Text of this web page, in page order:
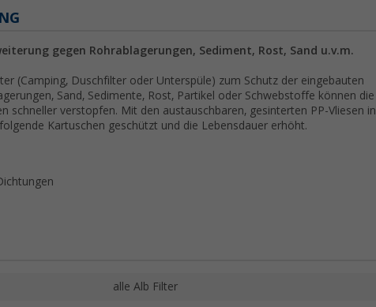
gegen Rohrablagerungen, Sediment, Rost, Sand u.v.m.
(Camping, Duschfilter oder Unterspüle) zum Schutz der eingebauten
Sand, Sedimente, Rost, Partikel oder Schwebstoffe können die
schneller verstopfen. Mit den austauschbaren, gesinterten PP-Vliesen in
Kartuschen geschützt und die Lebensdauer erhöht.
alle Alb Filter